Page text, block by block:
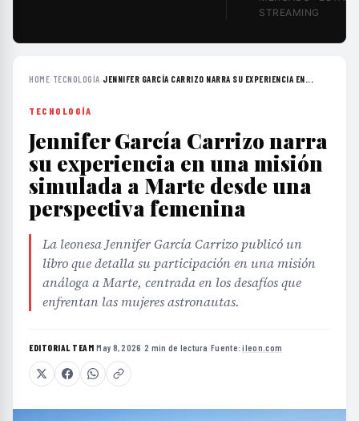
STREAMING
HOME› TECNOLOGÍA›JENNIFER GARCÍA CARRIZO NARRA SU EXPERIENCIA EN...
TECNOLOGÍA
Jennifer García Carrizo narra
su experiencia en una misión
simulada a Marte desde una
perspectiva femenina
La leonesa Jennifer García Carrizo publicó un
libro que detalla su participación en una misión
análoga a Marte, centrada en los desafíos que
enfrentan las mujeres astronautas.
EDITORIAL TEAM·May 8, 2026 ·2 min de lectura ·Fuente:ileon.com